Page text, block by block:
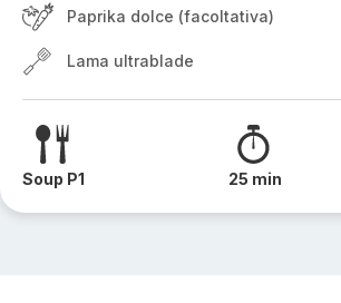
Paprika dolce (facoltativa)
Lama ultrablade
Soup P1 25 min